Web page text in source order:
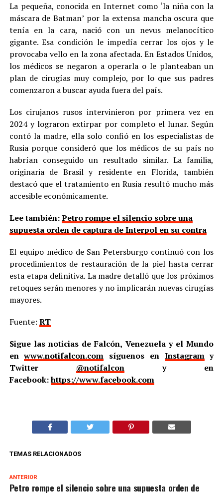
La pequeña, conocida en Internet como ‘la niña con la
máscara de Batman’ por la extensa mancha oscura que
tenía en la cara, nació con un nevus melanocítico
gigante. Esa condición le impedía cerrar los ojos y le
provocaba vello en la zona afectada. En Estados Unidos,
los médicos se negaron a operarla o le planteaban un
plan de cirugías muy complejo, por lo que sus padres
comenzaron a buscar ayuda fuera del país.
Los cirujanos rusos intervinieron por primera vez en
2024 y lograron extirpar por completo el lunar. Según
contó la madre, ella solo confió en los especialistas de
Rusia porque consideró que los médicos de su país no
habrían conseguido un resultado similar. La familia,
originaria de Brasil y residente en Florida, también
destacó que el tratamiento en Rusia resultó mucho más
accesible económicamente.
Lee también:Petro rompe el silencio sobre una
supuesta orden de captura de Interpol en su contra
El equipo médico de San Petersburgo continuó con los
procedimientos de restauración de la piel hasta cerrar
esta etapa definitiva. La madre detalló que los próximos
retoques serán menores y no implicarán nuevas cirugías
mayores.
Fuente: RT
Sigue las noticias de Falcón, Venezuela y el Mundo
enwww.notifalcon.com síguenos en Instagramy
Twitter @notifalcony en
Facebook:https://www.facebook.com
TEMAS RELACIONADOS
ANTERIOR
Petro rompe el silencio sobre una supuesta orden de